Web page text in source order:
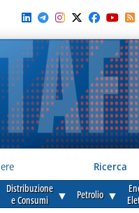
Ricerca
Distribuzione
e Consumi
▼ Petrolio ▼